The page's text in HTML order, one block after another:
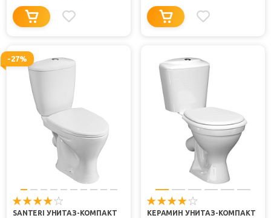
-27%
SANTERI УНИТАЗ-КОМПАКТ
КЕРАМИН УНИТАЗ-КОМПАКТ